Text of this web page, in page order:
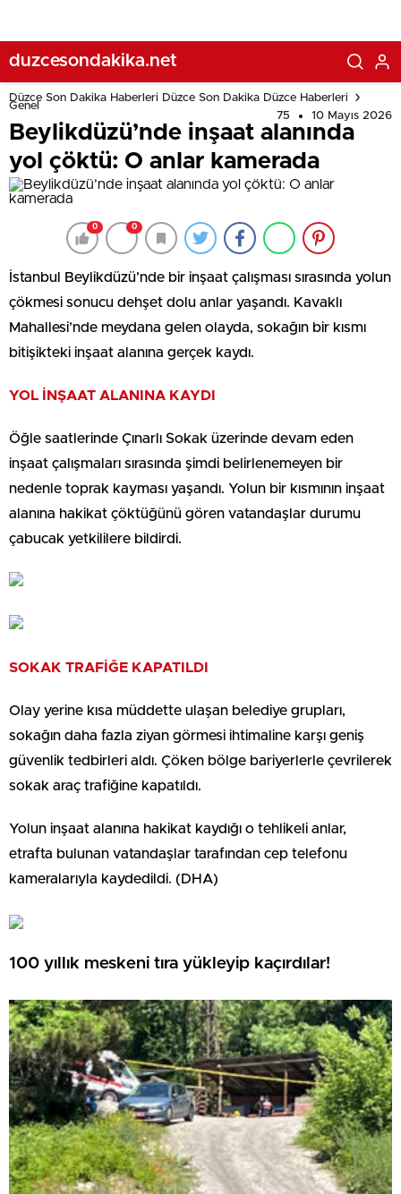
duzcesondakika.net
Düzce Son Dakika Haberleri Düzce Son Dakika Düzce Haberleri
Genel
75
10 Mayıs 2026
Beylikdüzü’nde inşaat alanında
yol çöktü: O anlar kamerada
0 0
İstanbul Beylikdüzü’nde bir inşaat çalışması sırasında yolun
çökmesi sonucu dehşet dolu anlar yaşandı. Kavaklı
Mahallesi’nde meydana gelen olayda, sokağın bir kısmı
bitişikteki inşaat alanına gerçek kaydı.
YOL İNŞAAT ALANINA KAYDI
Öğle saatlerinde Çınarlı Sokak üzerinde devam eden
inşaat çalışmaları sırasında şimdi belirlenemeyen bir
nedenle toprak kayması yaşandı. Yolun bir kısmının inşaat
alanına hakikat çöktüğünü gören vatandaşlar durumu
çabucak yetkililere bildirdi.
SOKAK TRAFİĞE KAPATILDI
Olay yerine kısa müddette ulaşan belediye grupları,
sokağın daha fazla ziyan görmesi ihtimaline karşı geniş
güvenlik tedbirleri aldı. Çöken bölge bariyerlerle çevrilerek
sokak araç trafiğine kapatıldı.
Yolun inşaat alanına hakikat kaydığı o tehlikeli anlar,
etrafta bulunan vatandaşlar tarafından cep telefonu
kameralarıyla kaydedildi. (DHA)
100 yıllık meskeni tıra yükleyip kaçırdılar!